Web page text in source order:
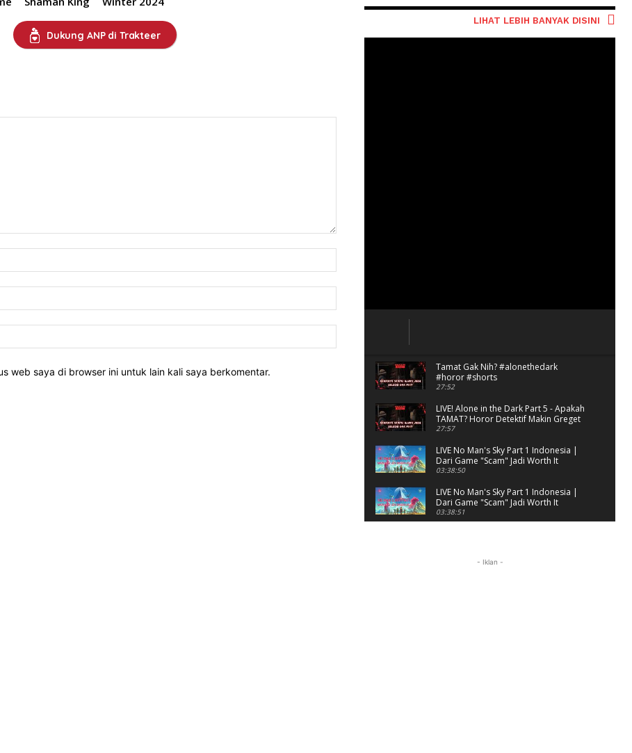
Dukung ANP di Trakteer
web saya di browser ini untuk lain kali saya berkomentar.
LIHAT LEBIH BANYAK DISINI
Tamat Gak Nih? #alonethedark
#horor #shorts
27:52
LIVE! Alone in the Dark Part 5 - Apakah
TAMAT? Horor Detektif Makin Greget
27:57
LIVE No Man's Sky Part 1 Indonesia |
Dari Game "Scam" Jadi Worth It
Banget?
03:38:50
LIVE No Man's Sky Part 1 Indonesia |
Dari Game "Scam" Jadi Worth It
Banget? (Portrait)
03:38:51
- Iklan -